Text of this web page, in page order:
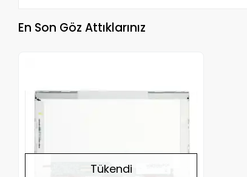
En Son Göz Attıklarınız
Tükendi